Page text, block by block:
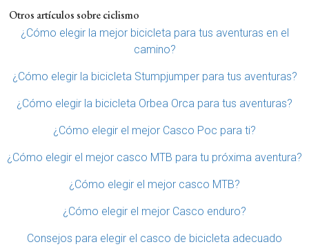
Otros artículos sobre ciclismo
¿Cómo elegir la mejor bicicleta para tus aventuras en el
camino?
¿Cómo elegir la bicicleta Stumpjumper para tus aventuras?
¿Cómo elegir la bicicleta Orbea Orca para tus aventuras?
¿Cómo elegir el mejor Casco Poc para ti?
¿Cómo elegir el mejor casco MTB para tu próxima aventura?
¿Cómo elegir el mejor casco MTB?
¿Cómo elegir el mejor Casco enduro?
Consejos para elegir el casco de bicicleta adecuado